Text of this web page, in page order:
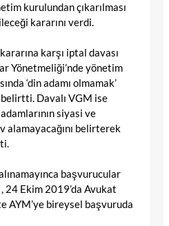
kurulundan çıkarılması
kararını verdi.
karşı iptal davası
Yönetmeliği’nde yönetim
‘din adamı olmamak’
belirtti. Davalı VGM ise
siyasi ve
alamayacağını belirterek
başvurucular
24 Ekim 2019’da Avukat
AYM’ye bireysel başvuruda